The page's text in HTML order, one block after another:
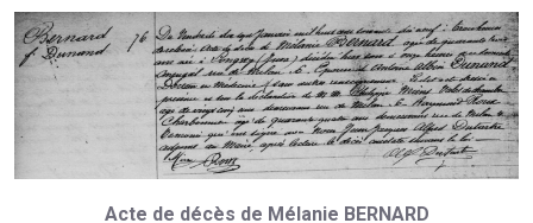
Acte de décès de Mélanie BERNARD